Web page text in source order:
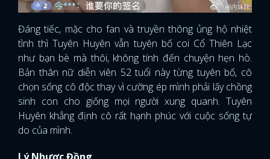
Đáng tiếc, mặc cho fan và truyền thông ủng hộ nhiệt
tình thì Tuyên Huyên vẫn tuyên bố coi Cổ Thiên Lạc
như bạn bè mà thôi, không tính đến chuyện hẹn hò.
Bản thân nữ diễn viên 52 tuổi này từng tuyên bố, cô
chọn sống cô độc thay vì cưỡng ép mình phải lấy chồng
sinh con cho giống mọi người xung quanh. Tuyên
Huyên khẳng định cô rất hạnh phúc với cuộc sống tự
do của mình.